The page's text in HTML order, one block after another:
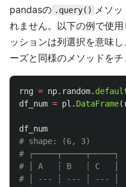
pandasの .query() メソ
れません。以下の例で使用
ッションは列選択を意味
ーズと同様のメソッドをチ
rng = np. random.
df_num = pl . DataFrame(
df_num
# shape: (6, 3)
# ┌─────┬─────┬─────┐
# │ A   ┆ B   ┆ C   │
# │ --- ┆ --- ┆ --- │